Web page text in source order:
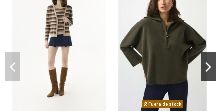
Fuera de stock